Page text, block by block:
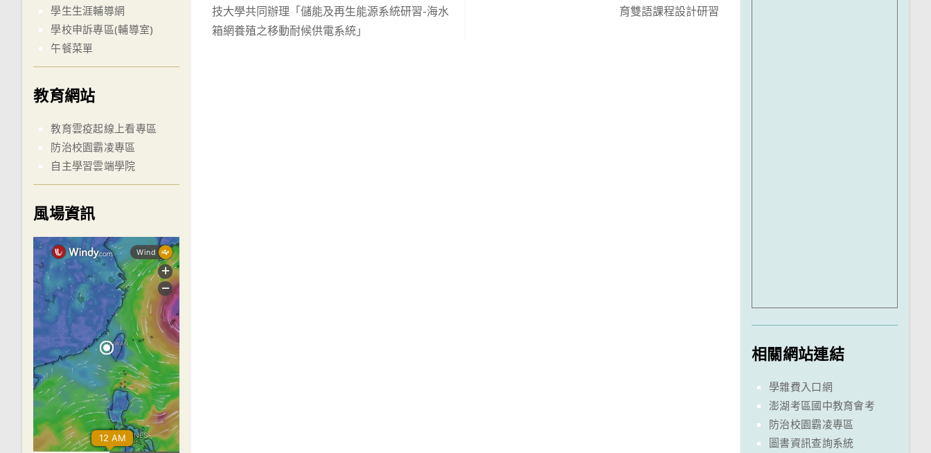
articles
技大學共同辦理「儲能及再生能源系統研習-海水
箱網養殖之移動耐候供電系統」
育雙語課程設計研習
學生生涯輔導網
學校申訴專區(輔導室)
午餐菜單
教育網站
教育雲疫起線上看專區
防治校園霸凌專區
自主學習雲端學院
風場資訊
相關網站連結
學雜費入口網
澎湖考區國中教育會考
防治校園霸凌專區
圖書資訊查詢系統